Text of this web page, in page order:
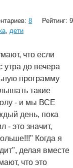
8
Рейтинг: 9
, дети
что если
утра до вечера
программу
такие
- и мы ВСЕ
день, пока
- это значит,
Когда я
делая вместе
что это